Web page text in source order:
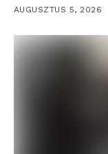
AUGUSZTUS 5, 2026